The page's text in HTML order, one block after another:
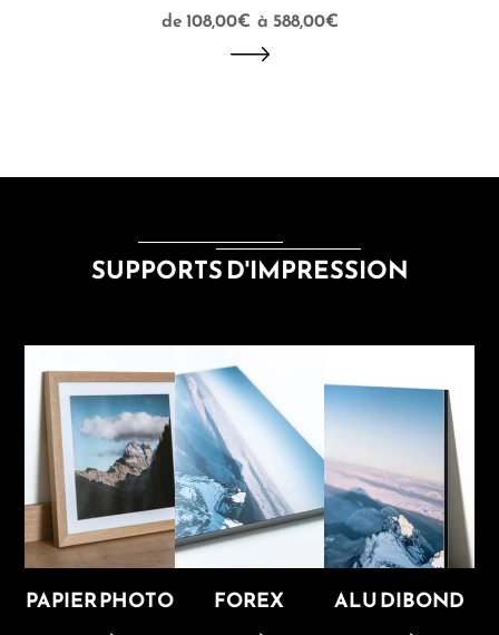
108,00€ – 588,00€
SUPPORTS D'IMPRESSION
PAPIER PHOTO FOREX ALU DIBOND